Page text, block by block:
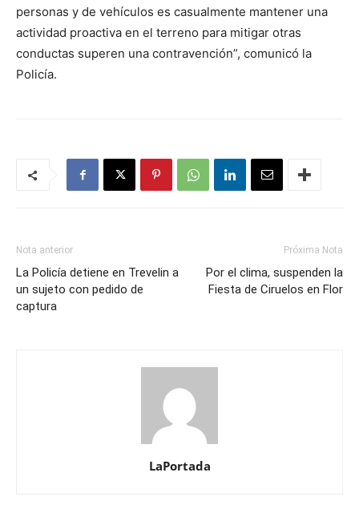
personas y de vehículos es casualmente mantener una
actividad proactiva en el terreno para mitigar otras
conductas superen una contravención”, comunicó la
Policía.
Nota anterior
La Policía detiene en Trevelin a
un sujeto con pedido de
captura
Próxima Nota
Por el clima, suspenden la
Fiesta de Ciruelos en Flor
LaPortada